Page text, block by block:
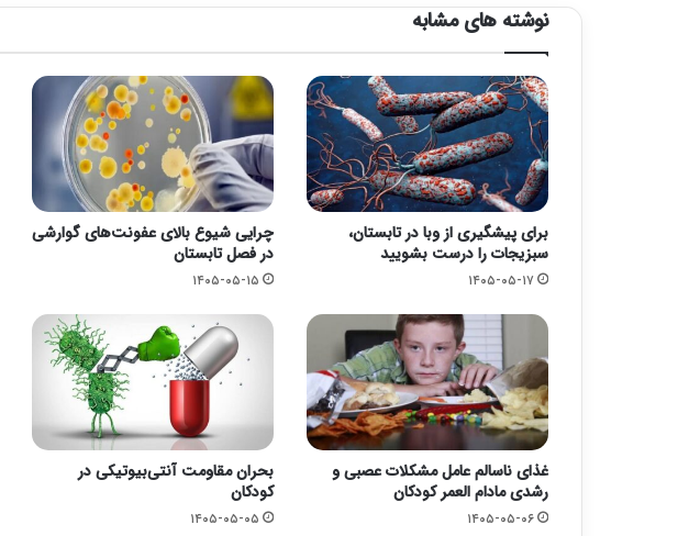
نوشته های مشابه
برای پیشگیری از وبا در تابستان،
سبزیجات را درست بشویید
۱۴۰۵-۰۵-۱۷
چرایی شیوع بالای عفونت‌های گوارشی
در فصل تابستان
۱۴۰۵-۰۵-۱۵
غذای ناسالم عامل مشکلات عصبی و
رشدی مادام العمر کودکان
۱۴۰۵-۰۵-۰۶
بحران مقاومت آنتی‌بیوتیکی در
کودکان
۱۴۰۵-۰۵-۰۵